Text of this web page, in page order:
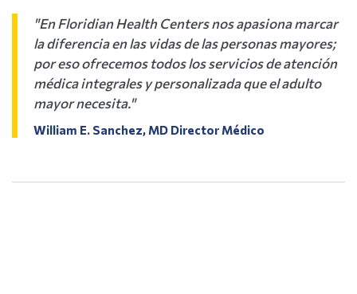
"En Floridian Health Centers nos apasiona marcar
la diferencia en las vidas de las personas mayores;
por eso ofrecemos todos los servicios de atención
médica integrales y personalizada que el adulto
mayor necesita."
William E. Sanchez, MD Director Médico